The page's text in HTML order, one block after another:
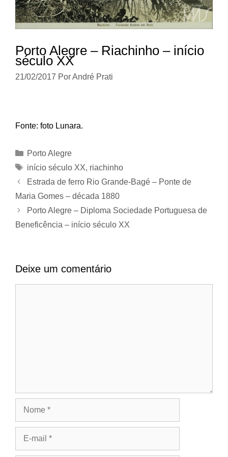
Porto Alegre – Riachinho – início
século XX
21/02/2017 PorAndré Prati
Fonte: foto Lunara.
Categorias
Porto Alegre
Tags
início século XX, riachinho
Estrada de ferro Rio Grande-Bagé – Ponte de
Maria Gomes – década 1880
Porto Alegre – Diploma Sociedade Portuguesa de
Beneficência – início século XX
Deixe um comentário
mail